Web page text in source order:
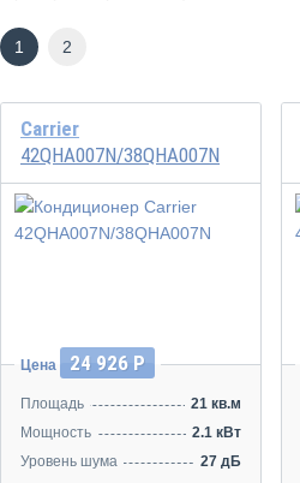
1 2
Carrier
42QHA007N/38QHA007N
Цена 24 926 Р
Площадь
21 кв.м
Мощность
2.1 кВт
Уровень шума
27 дБ